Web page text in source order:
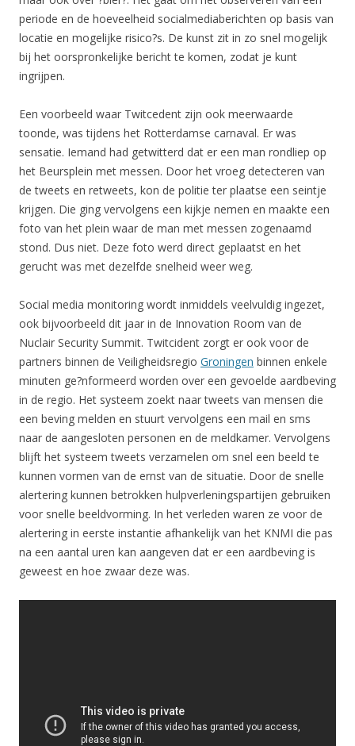
periode en de hoeveelheid socialmediaberichten op basis van
locatie en mogelijke risico?s. De kunst zit in zo snel mogelijk
bij het oorspronkelijke bericht te komen, zodat je kunt
ingrijpen.
Een voorbeeld waar Twitcedent zijn ook meerwaarde
toonde, was tijdens het Rotterdamse carnaval. Er was
sensatie. Iemand had getwitterd dat er een man rondliep op
het Beursplein met messen. Door het vroeg detecteren van
de tweets en retweets, kon de politie ter plaatse een seintje
krijgen. Die ging vervolgens een kijkje nemen en maakte een
foto van het plein waar de man met messen zogenaamd
stond. Dus niet. Deze foto werd direct geplaatst en het
gerucht was met dezelfde snelheid weer weg.
Social media monitoring wordt inmiddels veelvuldig ingezet,
ook bijvoorbeeld dit jaar in de Innovation Room van de
Nuclair Security Summit. Twitcident zorgt er ook voor de
partners binnen de Veiligheidsregio Groningen binnen enkele
minuten ge?nformeerd worden over een gevoelde aardbeving
in de regio. Het systeem zoekt naar tweets van mensen die
een beving melden en stuurt vervolgens een mail en sms
naar de aangesloten personen en de meldkamer. Vervolgens
blijft het systeem tweets verzamelen om snel een beeld te
kunnen vormen van de ernst van de situatie. Door de snelle
alertering kunnen betrokken hulpverleningspartijen gebruiken
voor snelle beeldvorming. In het verleden waren ze voor de
alertering in eerste instantie afhankelijk van het KNMI die pas
na een aantal uren kan aangeven dat er een aardbeving is
geweest en hoe zwaar deze was.